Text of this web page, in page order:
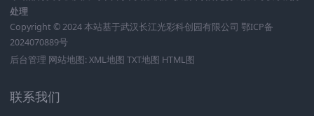
处理
Copyright © 2024 本站基于武汉长江光彩科创园有限公司 鄂ICP备
2024070889号
后台管理 网站地图: XML地图 TXT地图 HTML图
联系我们